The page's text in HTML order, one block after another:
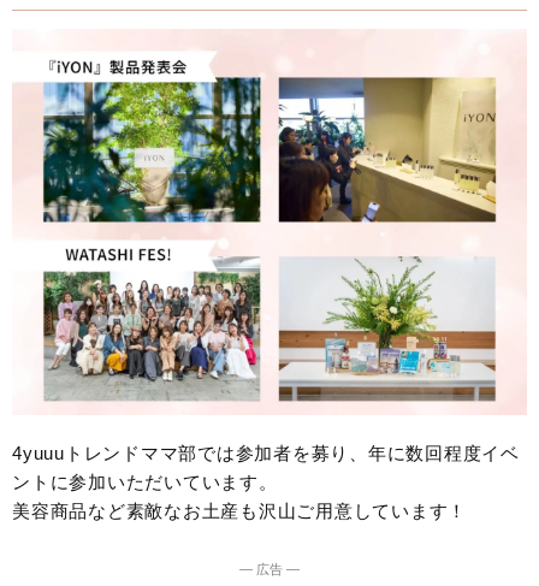
4yuuuトレンドママ部では参加者を募り、年に数回程度イベ
ントに参加いただいています。
美容商品など素敵なお土産も沢山ご用意しています！
― 広告 ―